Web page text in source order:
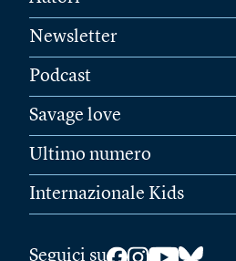
Newsletter
Podcast
Savage love
Ultimo numero
Internazionale Kids
Seguici su